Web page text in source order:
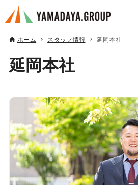
ホーム スタッフ情報 延岡本社
延岡本社